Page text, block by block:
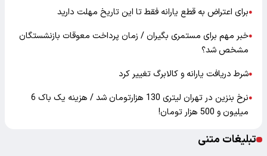
●برای اعتراض به قطع یارانه فقط تا این تاریخ مهلت دارید
●خبر مهم برای مستمری بگیران / زمان پرداخت معوقات بازنشستگان
مشخص شد؟
●شرط دریافت یارانه و کالابرگ تغییر کرد
●
نرخ بنزین در تهران لیتری 130 هزارتومان شد / هزینه یک باک 6
میلیون و 500 هزار تومان!
تبلیغات متنی